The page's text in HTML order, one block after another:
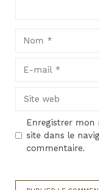
mail
web
Enregistrer
site dans le
commentaire.